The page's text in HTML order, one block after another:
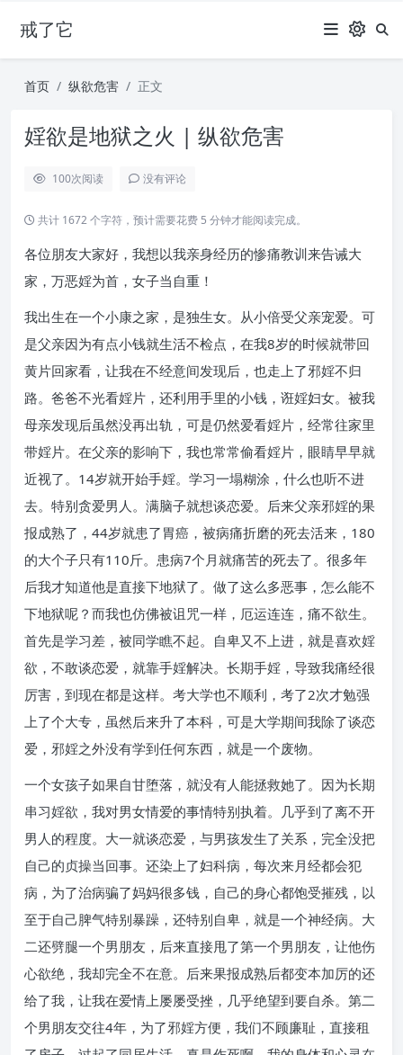
戒了它
首页 纵欲危害 正文
婬欲是地狱之火 | 纵欲危害
100次阅读 没有评论
共计 1672 个字符，预计需要花费 5 分钟才能阅读完成。
各位朋友大家好，我想以我亲身经历的惨痛教训来告诫大
家，万恶婬为首，女子当自重！
我出生在一个小康之家，是独生女。从小倍受父亲宠爱。可
是父亲因为有点小钱就生活不检点，在我8岁的时候就带回
黄片回家看，让我在不经意间发现后，也走上了邪婬不归
路。爸爸不光看婬片，还利用手里的小钱，诳婬妇女。被我
母亲发现后虽然没再出轨，可是仍然爱看婬片，经常往家里
带婬片。在父亲的影响下，我也常常偷看婬片，眼睛早早就
近视了。14岁就开始手婬。学习一塌糊涂，什么也听不进
去。特别贪爱男人。满脑子就想谈恋爱。后来父亲邪婬的果
报成熟了，44岁就患了胃癌，被病痛折磨的死去活来，180
的大个子只有110斤。患病7个月就痛苦的死去了。很多年
后我才知道他是直接下地狱了。做了这么多恶事，怎么能不
下地狱呢？而我也仿佛被诅咒一样，厄运连连，痛不欲生。
首先是学习差，被同学瞧不起。自卑又不上进，就是喜欢婬
欲，不敢谈恋爱，就靠手婬解决。长期手婬，导致我痛经很
厉害，到现在都是这样。考大学也不顺利，考了2次才勉强
上了个大专，虽然后来升了本科，可是大学期间我除了谈恋
爱，邪婬之外没有学到任何东西，就是一个废物。
一个女孩子如果自甘堕落，就没有人能拯救她了。因为长期
串习婬欲，我对男女情爱的事情特别执着。几乎到了离不开
男人的程度。大一就谈恋爱，与男孩发生了关系，完全没把
自己的贞操当回事。还染上了妇科病，每次来月经都会犯
病，为了治病骗了妈妈很多钱，自己的身心都饱受摧残，以
至于自己脾气特别暴躁，还特别自卑，就是一个神经病。大
二还劈腿一个男朋友，后来直接甩了第一个男朋友，让他伤
心欲绝，我却完全不在意。后来果报成熟后都变本加厉的还
给了我，让我在爱情上屡屡受挫，几乎绝望到要自杀。第二
个男朋友交往4年，为了邪婬方便，我们不顾廉耻，直接租